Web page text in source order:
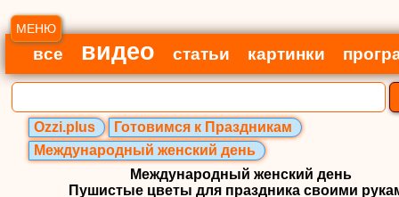
МЕНЮ
все видео статьи картинки
Ozzi.plus
Готовимся к Праздникам
Международный женский день
Международный женский день
Пушистые цветы для праздника своими